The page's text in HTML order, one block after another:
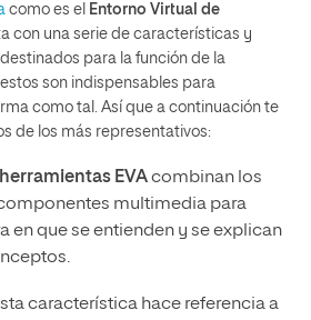
como es el Entorno Virtual de
con una serie de características y
para la función de la
son indispensables para
como tal. Así que a continuación te
de los más representativos:
herramientas EVAcombinan los
multimedia para
en que se entienden y se explican
característica hace referencia a